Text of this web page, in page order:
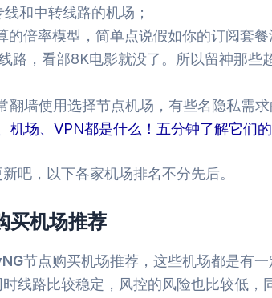
和中转线路的机场；
的倍率模型，简单点说假如你的订阅套
路，看部8K电影就没了。所以留神那些
翻墙使用选择节点机场，有些名隐私需
机场、VPN都是什么！五分钟了解它们的
吧，以下各家机场排名不分先后。
买机场推荐
节点购买机场推荐，这些机场都是有一
线路比较稳定，风控的风险也比较低，